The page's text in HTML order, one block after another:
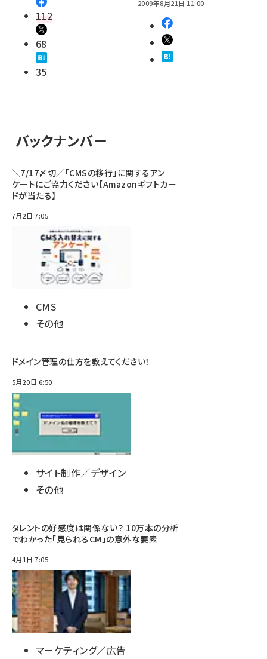
112
68
35
2009年8月21日 11:00
バックナンバー
＼7/17〆切／「CMSの移行」に関するアン
ケートにご協力ください【Amazonギフトカー
ドが当たる】
7月2日 7:05
CMS
その他
ドメイン管理の仕方を教えてください！
5月20日 6:50
サイト制作／デザイン
その他
タレントの好感度は関係ない？ 10万本の分析
でわかった「見られるCM」の意外な要素
4月1日 7:05
マーケティング／広告